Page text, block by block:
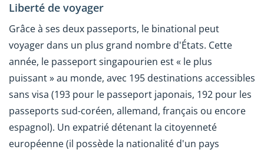
Liberté de voyager
Grâce à ses deux passeports, le binational peut
voyager dans un plus grand nombre d'États. Cette
année, le passeport singapourien est « le plus
puissant » au monde, avec 195 destinations accessibles
sans visa (193 pour le passeport japonais, 192 pour les
passeports sud-coréen, allemand, français ou encore
espagnol). Un expatrié détenant la citoyenneté
européenne (il possède la nationalité d'un pays